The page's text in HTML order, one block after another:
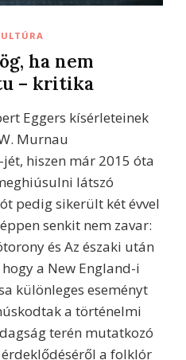
ha nem
– kritika
Eggers kísérleteinek
Murnau
hiszen már 2015 óta
látszó
pedig sikerült két évvel
senkit nem zavar:
és Az északi után
a New England-i
különleges eseményt
a történelmi
terén mutatkozó
a folklór